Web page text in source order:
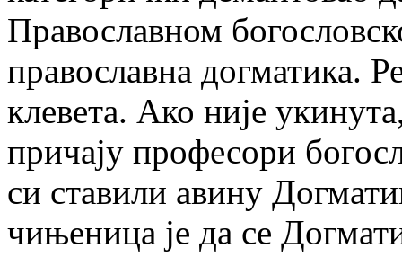
Православном
православна догматика.
клевета. Ако није
причају професори
си ставили авину
чињеница је да се